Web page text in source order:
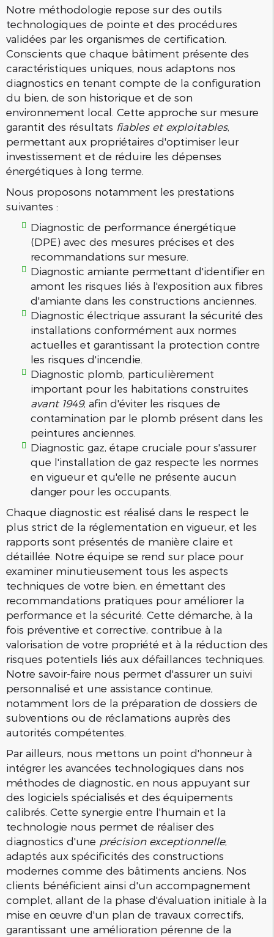
Notre méthodologie repose sur des outils
technologiques de pointe et des procédures
validées par les organismes de certification.
Conscients que chaque bâtiment présente des
caractéristiques uniques, nous adaptons nos
diagnostics en tenant compte de la configuration
du bien, de son historique et de son
environnement local. Cette approche sur mesure
garantit des résultats fiables et exploitables,
permettant aux propriétaires d'optimiser leur
investissement et de réduire les dépenses
énergétiques à long terme.
Nous proposons notamment les prestations
suivantes :
Diagnostic de performance énergétique
(DPE) avec des mesures précises et des
recommandations sur mesure.
Diagnostic amiante permettant d'identifier en
amont les risques liés à l'exposition aux fibres
d'amiante dans les constructions anciennes.
Diagnostic électrique assurant la sécurité des
installations conformément aux normes
actuelles et garantissant la protection contre
les risques d'incendie.
Diagnostic plomb, particulièrement
important pour les habitations construites
avant 1949, afin d'éviter les risques de
contamination par le plomb présent dans les
peintures anciennes.
Diagnostic gaz, étape cruciale pour s'assurer
que l'installation de gaz respecte les normes
en vigueur et qu'elle ne présente aucun
danger pour les occupants.
Chaque diagnostic est réalisé dans le respect le
plus strict de la réglementation en vigueur, et les
rapports sont présentés de manière claire et
détaillée. Notre équipe se rend sur place pour
examiner minutieusement tous les aspects
techniques de votre bien, en émettant des
recommandations pratiques pour améliorer la
performance et la sécurité. Cette démarche, à la
fois préventive et corrective, contribue à la
valorisation de votre propriété et à la réduction des
risques potentiels liés aux défaillances techniques.
Notre savoir-faire nous permet d'assurer un suivi
personnalisé et une assistance continue,
notamment lors de la préparation de dossiers de
subventions ou de réclamations auprès des
autorités compétentes.
Par ailleurs, nous mettons un point d'honneur à
intégrer les avancées technologiques dans nos
méthodes de diagnostic, en nous appuyant sur
des logiciels spécialisés et des équipements
calibrés. Cette synergie entre l'humain et la
technologie nous permet de réaliser des
diagnostics d'une précision exceptionnelle,
adaptés aux spécificités des constructions
modernes comme des bâtiments anciens. Nos
clients bénéficient ainsi d'un accompagnement
complet, allant de la phase d'évaluation initiale à la
mise en œuvre d'un plan de travaux correctifs,
garantissant une amélioration pérenne de la